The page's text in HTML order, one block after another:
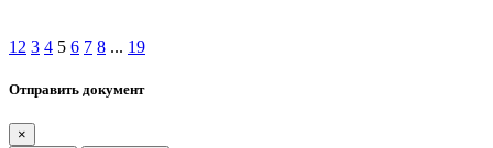
1 2 3 4 5 6 7 8 ... 19
Отправить документ
×